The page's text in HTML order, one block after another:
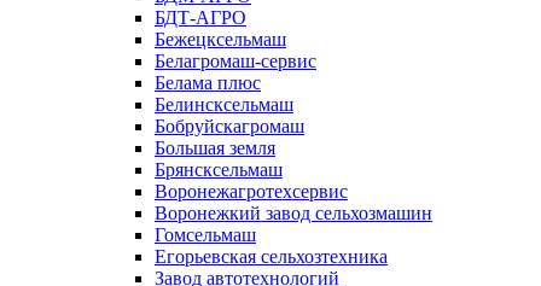
БДТ-АГРО
Бежецксельмаш
Белагромаш-сервис
Белама плюс
Белинсксельмаш
Бобруйскагромаш
Большая земля
Брянсксельмаш
Воронежагротехсервис
Воронежкий завод сельхозмашин
Гомсельмаш
Егорьевская сельхозтехника
Завод автотехнологий